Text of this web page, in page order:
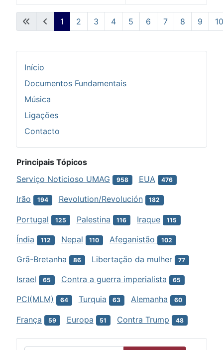
Artigos
Pág. 1 de 26
1 2 3 4 5 6 7 8 9 10
Início
Documentos Fundamentais
Música
Ligações
Contacto
Principais Tópicos
Serviço Noticioso UMAG
958 EUA 476
Irão 194 Revolution/Revolución 182
Portugal 125 Palestina 116 Iraque 115
Índia 112 Nepal 110 Afeganistão 102
Grã-Bretanha 86 Libertação da mulher 77
Israel 65 Contra a guerra imperialista 65
PCI(MLM) 64 Turquia 63 Alemanha 60
França 59 Europa 51 Contra Trump 48